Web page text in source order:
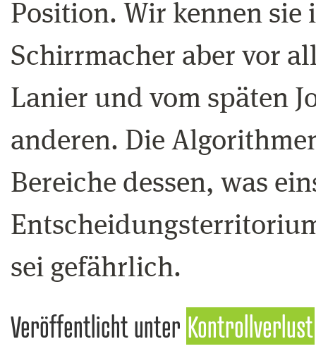
Position. Wir kennen
Schirrmacher aber vor
Lanier und vom späten
anderen. Die
Bereiche dessen, was
sei gefährlich.
Veröffentlicht unter Kontrollverlust